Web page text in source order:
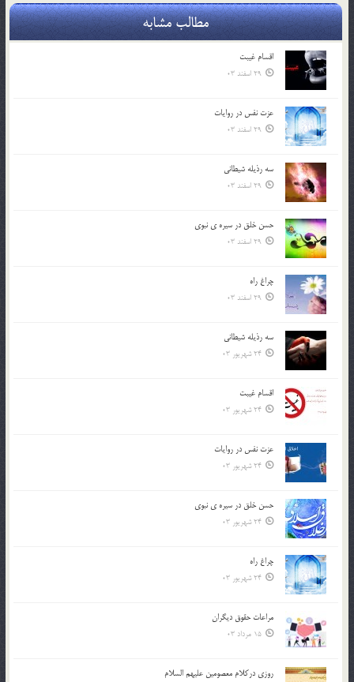
مطالب مشابه
اقسام غيبت
29 اسفند 03
عزت نفس در روايات
29 اسفند 03
سه رذیله شیطانی
29 اسفند 03
حسن خلق در سيره ي نبوي
29 اسفند 03
چراغ راه
29 اسفند 03
سه رذیله شیطانی
24 شهریور 03
اقسام غيبت
24 شهریور 03
عزت نفس در روايات
24 شهریور 03
حسن خلق در سيره ي نبوي
24 شهریور 03
چراغ راه
24 شهریور 03
مراعات حقوق ديگران
15 مرداد 03
روزي دركلام معصومين عليهم السلام